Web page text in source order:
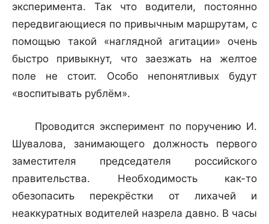
эксперимента. Так что водители, постоянно
передвигающиеся по привычным маршрутам, с
помощью такой «наглядной агитации» очень
быстро привыкнут, что заезжать на желтое
поле не стоит. Особо непонятливых будут
«воспитывать рублём».
Проводится эксперимент по поручению И.
Шувалова, занимающего должность первого
заместителя председателя российского
правительства. Необходимость как-то
обезопасить перекрёстки от лихачей и
неаккуратных водителей назрела давно. В часы